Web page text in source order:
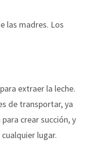
las madres. Los
extraer la leche.
de transportar, ya
crear succión, y
lugar.